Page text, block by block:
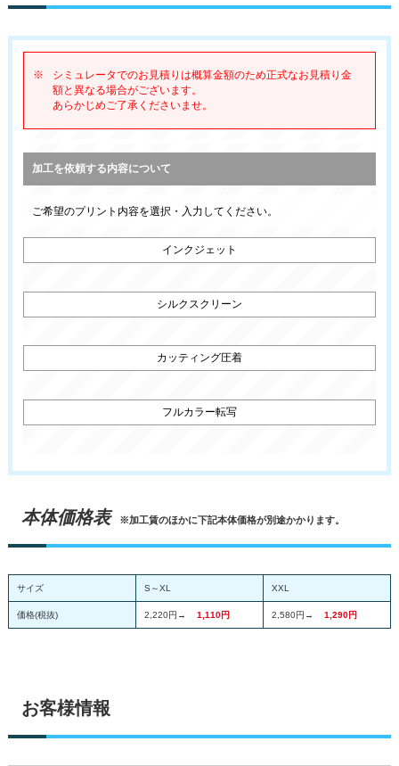
本体価格表 ※加工賃のほかに下記本体価格が別途かかります。
サイズ S～XL XXL
価格(税抜) 2,220円→ 1,110円 2,580円→ 1,290円
お客様情報